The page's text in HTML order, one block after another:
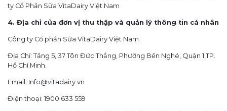
ty Cổ Phần Sữa VitaDairy Việt Nam
4. Địa chỉ của đơn vị thu thập và quản lý thông tin cá nhân
Công ty Cổ phần Sữa VitaDairy Việt Nam
Địa Chỉ: Tầng 5, 37 Tôn Đức Thắng, Phường Bến Nghé, Quận 1,TP.
Hồ Chí Minh.
Email: Info@vitadairy.vn
Điện thoại: 1900 633 559